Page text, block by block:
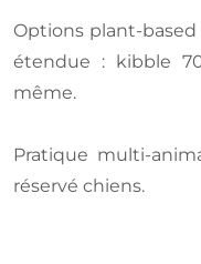
Options plant-based
étendue : kibble
même.
Pratique multi-
réservé chiens.